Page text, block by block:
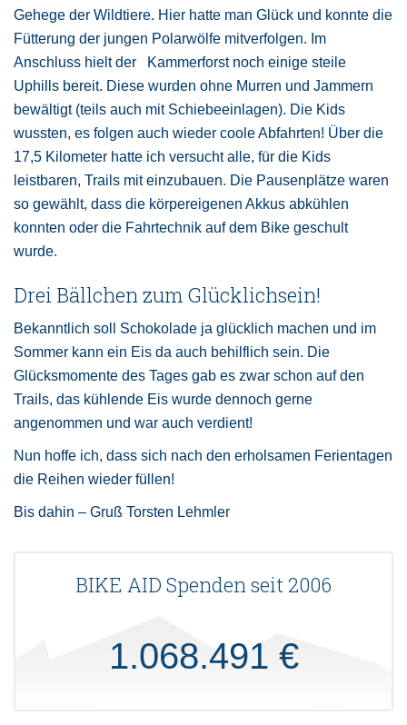
Gehege der Wildtiere. Hier hatte man Glück und konnte die
Fütterung der jungen Polarwölfe mitverfolgen. Im
Anschluss hielt der Kammerforst noch einige steile
Uphills bereit. Diese wurden ohne Murren und Jammern
bewältigt (teils auch mit Schiebeeinlagen). Die Kids
wussten, es folgen auch wieder coole Abfahrten! Über die
17,5 Kilometer hatte ich versucht alle, für die Kids
leistbaren, Trails mit einzubauen. Die Pausenplätze waren
so gewählt, dass die körpereigenen Akkus abkühlen
konnten oder die Fahrtechnik auf dem Bike geschult
wurde.
Drei Bällchen zum Glücklichsein!
Bekanntlich soll Schokolade ja glücklich machen und im
Sommer kann ein Eis da auch behilflich sein. Die
Glücksmomente des Tages gab es zwar schon auf den
Trails, das kühlende Eis wurde dennoch gerne
angenommen und war auch verdient!
Nun hoffe ich, dass sich nach den erholsamen Ferientagen
die Reihen wieder füllen!
Bis dahin – Gruß Torsten Lehmler
BIKE AID Spenden seit 2006
1.068.491 €